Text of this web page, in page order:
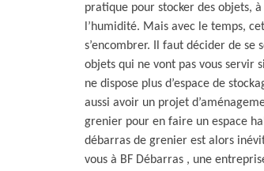
pratique pour stocker des objets, à
l’humidité. Mais avec le temps,
s’encombrer. Il faut décider de se
objets qui ne vont pas vous servir
ne dispose plus d’espace de
aussi avoir un projet
grenier pour en faire un espace
débarras de grenier est alors
vous à BF Débarras , une